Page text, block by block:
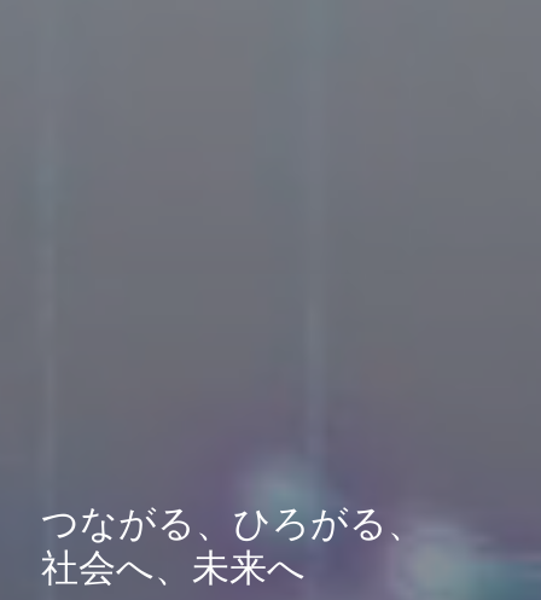
つながる、ひろがる、
社会へ、未来へ